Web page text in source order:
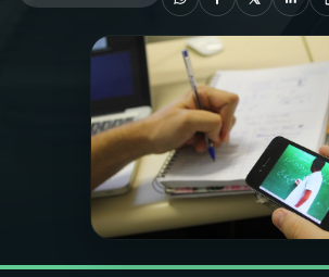
PROGRAMAÇÃO
PROGRAMAS
PODCASTS
06VIDEOCASTS